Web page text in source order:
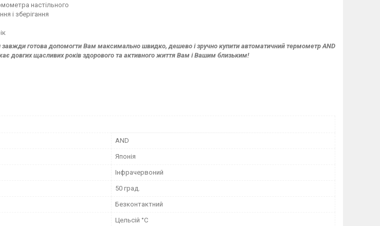
настільного
і зберігання
готова допомогти Вам максимально швидко, дешево і зручно купити автоматичний термометр AND
довгих щасливих років здорового та активного життя Вам і Вашим близьким!
AND
Японія
Інфрачервоний
50 град.
Безконтактний
Цельсій °C